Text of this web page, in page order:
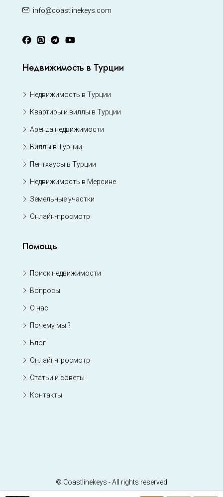
info@coastlinekeys.com
Недвижимость в Турции
Недвижимость в Турции
Квартиры и виллы в Турции
Аренда недвижимости
Виллы в Турции
Пентхаусы в Турции
Недвижимость в Мерсине
Земельные участки
Онлайн-просмотр
Помощь
Поиск недвижимости
Вопросы
О нас
Почему мы ?
Блог
Онлайн-просмотр
Статьи и советы
Контакты
© Coastlinekeys - All rights reserved